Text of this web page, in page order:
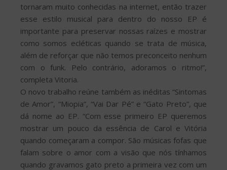
tornaram muito conhecidas na internet, então trazer
esse estilo musical para dentro do nosso EP é
importante para preservar nossas raízes e mostrar
como somos ecléticas quando se trata de música,
além de reforçar que não temos preconceito nenhum
com o funk. Pelo contrário, adoramos o ritmo!”,
completa Vitoria.
O novo trabalho reúne também as inéditas “Sintomas
de Amor”, “Miopia”, “Vai Dar Pé” e “Gato Preto”, que
dá nome ao EP. “Com esse primeiro EP queremos
mostrar um pouco da essência de Carol e Vitória
quando começaram a compor. São músicas fofas que
falam sobre o amor com a visão que nós tínhamos
quando gravamos gato preto a primeira vez com um